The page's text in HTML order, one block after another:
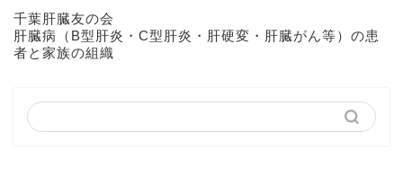
千葉肝臓友の会
肝臓病（B型肝炎・C型肝炎・肝硬変・肝臓がん等）の患
者と家族の組織